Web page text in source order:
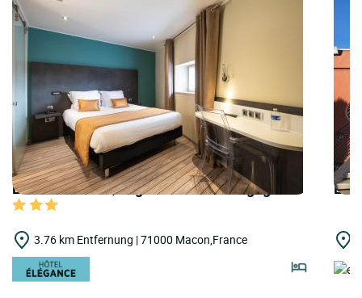
LOGIS HOTELS | Logis Hôtel de Bourgogne
3.76 km Entfernung | 71000 Macon,France